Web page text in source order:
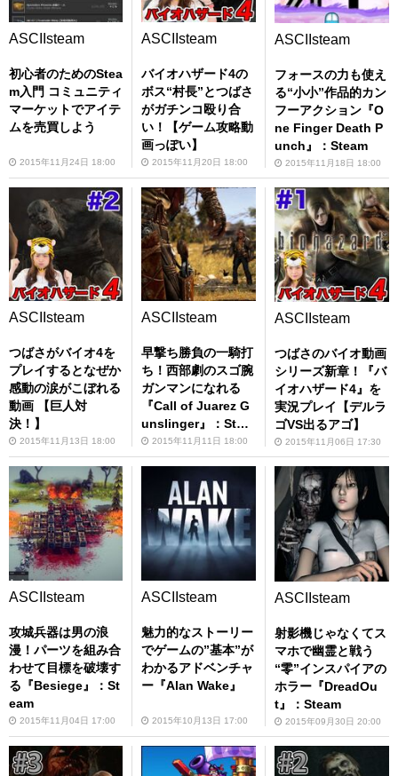
ASCIIsteam
初心者のためのStea
m入門 コミュニティ
マーケットでアイテ
ムを売買しよう
2015年11月24日 18:00
ASCIIsteam
バイオハザード4の
ボス“村長”とつばさ
がガチンコ殴り合
い！【ゲーム攻略動
画っぽい】
2015年11月20日 18:00
ASCIIsteam
フォースの力も使え
る“小小”作品的カン
フーアクション『O
ne Finger Death P
unch』：Steam
2015年11月18日 18:00
ASCIIsteam
つばさがバイオ4を
プレイするとなぜか
感動の涙がこぼれる
動画 【巨人対
決！】
2015年11月13日 18:00
ASCIIsteam
早撃ち勝負の一騎打
ち！西部劇のスゴ腕
ガンマンになれる
『Call of Juarez G
unslinger』：Stea
m2015年11月11日 18:00
ASCIIsteam
つばさのバイオ動画
シリーズ新章！『バ
イオハザード4』を
実況プレイ【デルラ
ゴVS出るアゴ】
2015年11月06日 17:30
ASCIIsteam
攻城兵器は男の浪
漫！パーツを組み合
わせて目標を破壊す
る『Besiege』：St
eam
2015年11月04日 17:00
ASCIIsteam
魅力的なストーリー
でゲームの”基本”が
わかるアドベンチャ
ー『Alan Wake』
2015年10月13日 17:00
ASCIIsteam
射影機じゃなくてス
マホで幽霊と戦う
“零”インスパイアの
ホラー『DreadOu
t』：Steam
2015年09月30日 20:00